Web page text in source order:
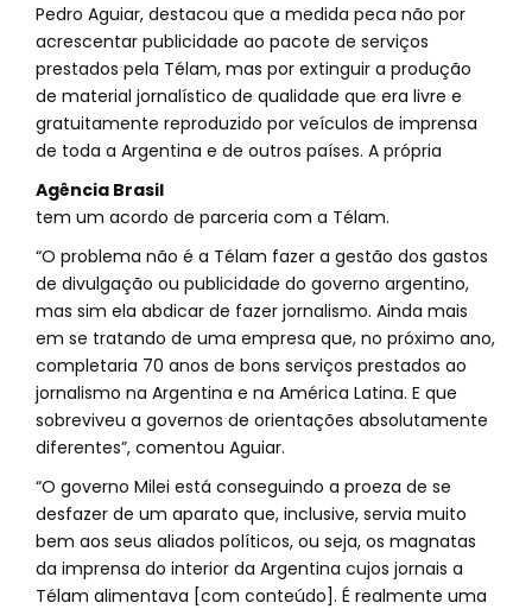
Pedro Aguiar, destacou que a medida peca não por
acrescentar publicidade ao pacote de serviços
prestados pela Télam, mas por extinguir a produção
de material jornalístico de qualidade que era livre e
gratuitamente reproduzido por veículos de imprensa
de toda a Argentina e de outros países. A própria
Agência Brasil
tem um acordo de parceria com a Télam.
“O problema não é a Télam fazer a gestão dos gastos
de divulgação ou publicidade do governo argentino,
mas sim ela abdicar de fazer jornalismo. Ainda mais
em se tratando de uma empresa que, no próximo ano,
completaria 70 anos de bons serviços prestados ao
jornalismo na Argentina e na América Latina. E que
sobreviveu a governos de orientações absolutamente
diferentes”, comentou Aguiar.
“O governo Milei está conseguindo a proeza de se
desfazer de um aparato que, inclusive, servia muito
bem aos seus aliados políticos, ou seja, os magnatas
da imprensa do interior da Argentina cujos jornais a
Télam alimentava [com conteúdo]. É realmente uma